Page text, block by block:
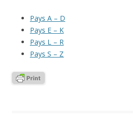
Pays A – D
Pays E – K
Pays L – R
Pays S – Z